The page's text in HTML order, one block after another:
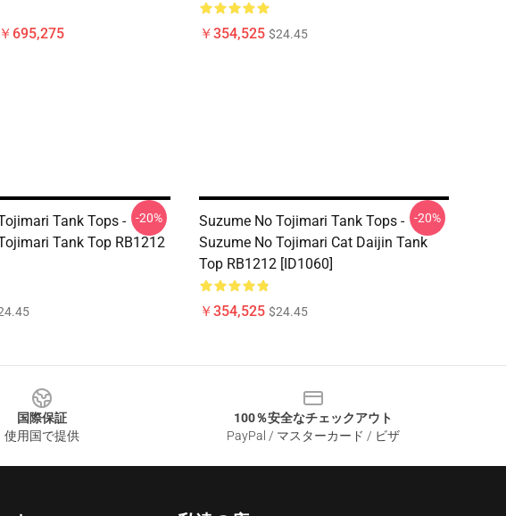
695,275 ￥354,525 $24.45
Tank Tops -
Tank Top RB1212
-20%
Suzume No Tojimari Tank Tops -
Suzume No Tojimari Cat Daijin Tank
Top RB1212 [ID1060]
￥354,525 $24.45
-20%
国際保証
使用国で提供
100％安全なチェックアウト
PayPal / マスターカード / ビザ